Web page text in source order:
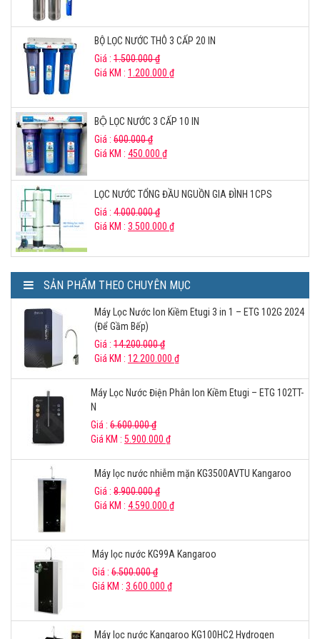
BỘ LỌC NƯỚC THÔ 3 CẤP 20 IN
Giá : 1.500.000₫
Giá KM : 1.200.000 ₫
BỘ LỌC NƯỚC 3 CẤP 10 IN
Giá : 600.000₫
Giá KM : 450.000 ₫
LỌC NƯỚC TỔNG ĐẦU NGUỒN GIA ĐÌNH 1CPS
Giá : 4.000.000₫
Giá KM : 3.500.000 ₫
SẢN PHẨM THEO CHUYÊN MỤC
Máy Lọc Nước Ion Kiềm Etugi 3 in 1 – ETG 102G 2024
(Để Gầm Bếp)
Giá : 14.200.000₫
Giá KM : 12.200.000 ₫
Máy Lọc Nước Điện Phân Ion Kiềm Etugi – ETG 102TT-
N
Giá : 6.600.000₫
Giá KM : 5.900.000 ₫
Máy lọc nước nhiễm mặn KG3500AVTU Kangaroo
Giá : 8.900.000₫
Giá KM : 4.590.000 ₫
Máy lọc nước KG99A Kangaroo
Giá : 6.500.000₫
Giá KM : 3.600.000 ₫
Máy lọc nước Kangaroo KG100HC2 Hydrogen